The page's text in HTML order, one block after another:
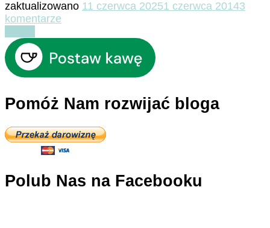
zaktualizowano 11 czerwca 20251 czerwca 20143
komentarze
Rzymu
Kwirynał
Pomóż Nam rozwijać bloga
Polub Nas na Facebooku